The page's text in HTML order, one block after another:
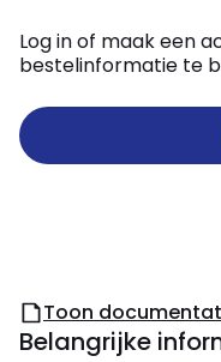
Log in of maak een
bestelinformatie te
Toon
Belangrijke